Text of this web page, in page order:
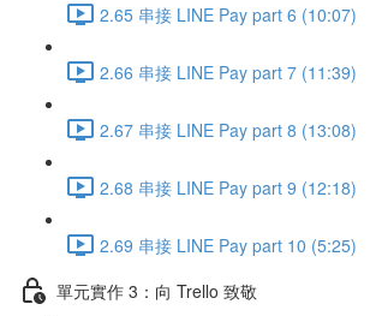
2.65 串接 LINE Pay part 6 (10:07)
2.66 串接 LINE Pay part 7 (11:39)
2.67 串接 LINE Pay part 8 (13:08)
2.68 串接 LINE Pay part 9 (12:18)
2.69 串接 LINE Pay part 10 (5:25)
單元實作 3：向 Trello 致敬